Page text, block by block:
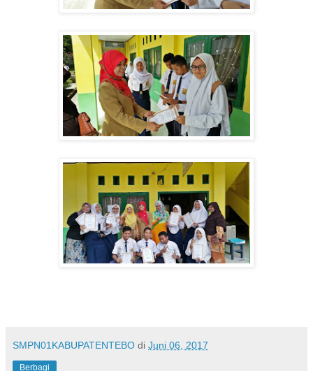
SMPN01KABUPATENTEBO di Juni 06, 2017
Berbagi